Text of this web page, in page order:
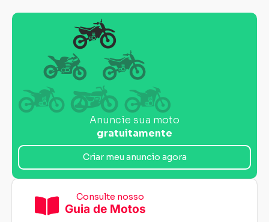
Anuncie sua moto
gratuitamente
Criar meu anuncio agora
Consulte nosso
Guia de Motos